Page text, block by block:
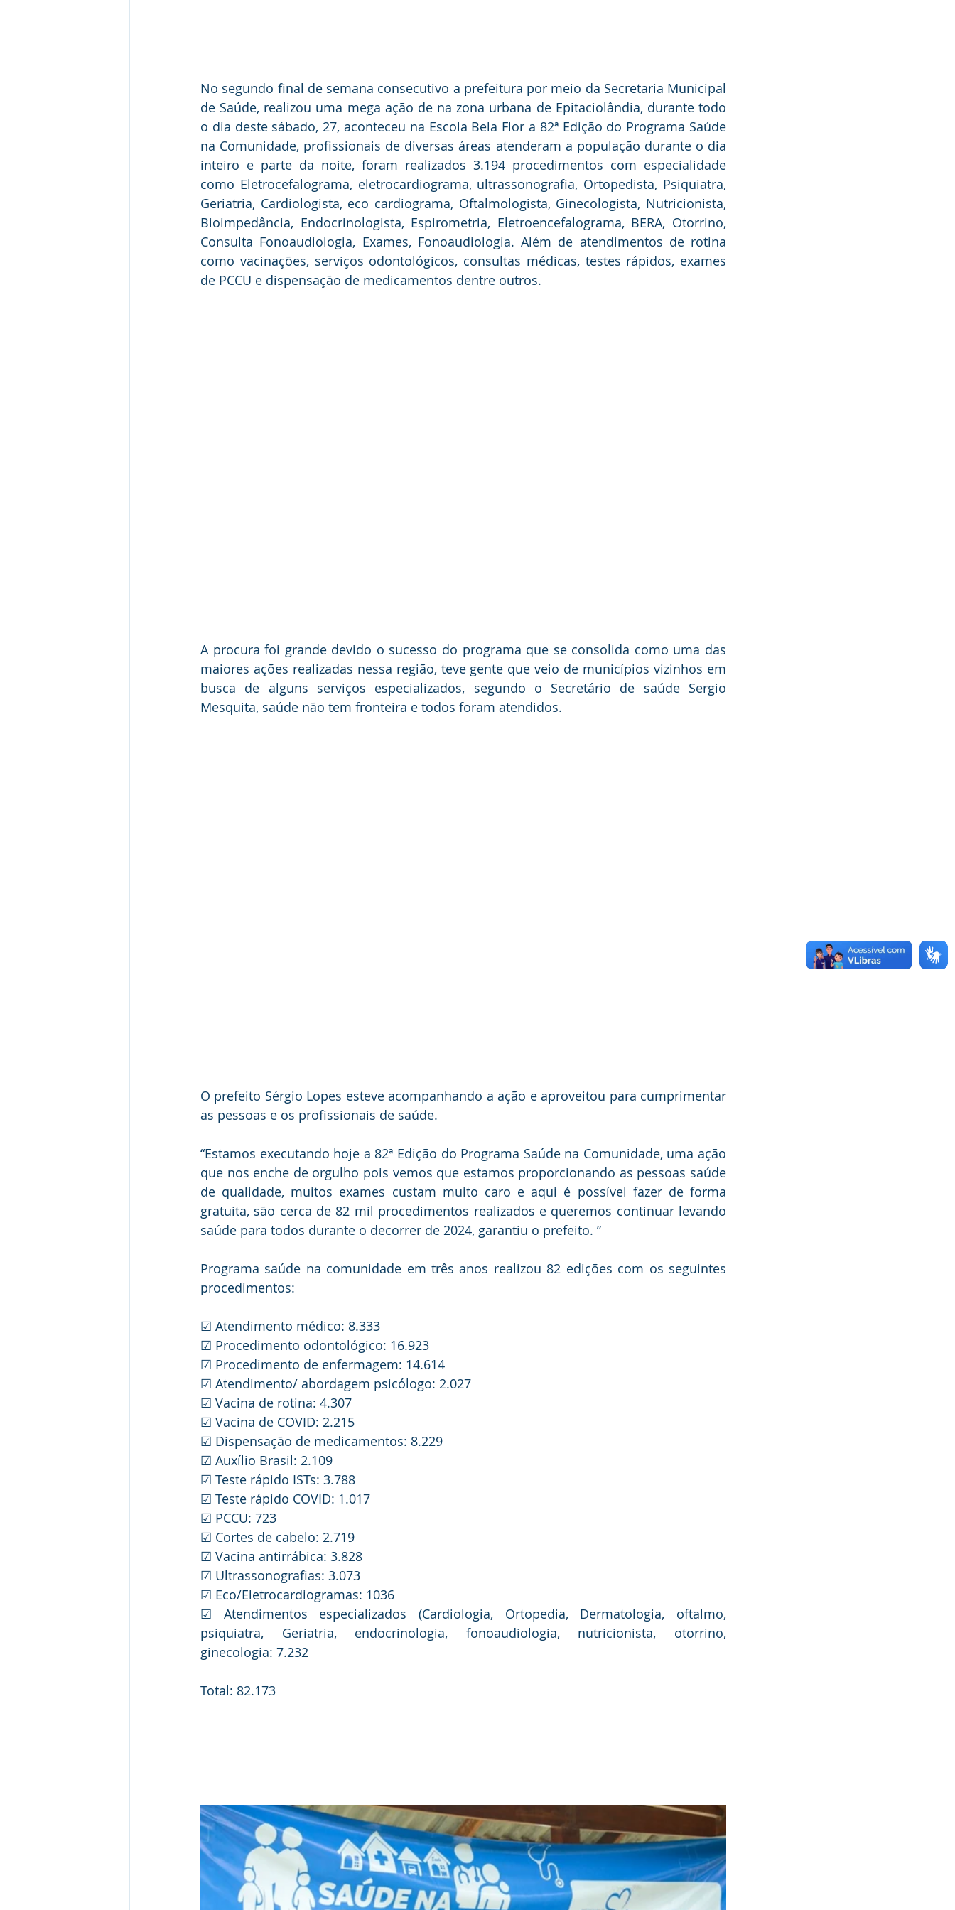
No segundo final de semana consecutivo a prefeitura por meio da Secretaria Municipal
de Saúde, realizou uma mega ação de na zona urbana de Epitaciolândia, durante todo
o dia deste sábado, 27, aconteceu na Escola Bela Flor a 82ª Edição do Programa Saúde
na Comunidade, profissionais de diversas áreas atenderam a população durante o dia
inteiro e parte da noite, foram realizados 3.194 procedimentos com especialidade
como Eletrocefalograma, eletrocardiograma, ultrassonografia, Ortopedista, Psiquiatra,
Geriatria, Cardiologista, eco cardiograma, Oftalmologista, Ginecologista, Nutricionista,
Bioimpedância, Endocrinologista, Espirometria, Eletroencefalograma, BERA, Otorrino,
Consulta Fonoaudiologia, Exames, Fonoaudiologia. Além de atendimentos de rotina
como vacinações, serviços odontológicos, consultas médicas, testes rápidos, exames
de PCCU e dispensação de medicamentos dentre outros.
A procura foi grande devido o sucesso do programa que se consolida como uma das
maiores ações realizadas nessa região, teve gente que veio de municípios vizinhos em
busca de alguns serviços especializados, segundo o Secretário de saúde Sergio
Mesquita, saúde não tem fronteira e todos foram atendidos.
O prefeito Sérgio Lopes esteve acompanhando a ação e aproveitou para cumprimentar
as pessoas e os profissionais de saúde.
“Estamos executando hoje a 82ª Edição do Programa Saúde na Comunidade, uma ação
que nos enche de orgulho pois vemos que estamos proporcionando as pessoas saúde
de qualidade, muitos exames custam muito caro e aqui é possível fazer de forma
gratuita, são cerca de 82 mil procedimentos realizados e queremos continuar levando
saúde para todos durante o decorrer de 2024, garantiu o prefeito. ”
Programa saúde na comunidade em três anos realizou 82 edições com os seguintes
procedimentos:
☑ Atendimento médico: 8.333
☑ Procedimento odontológico: 16.923
☑ Procedimento de enfermagem: 14.614
☑ Atendimento/ abordagem psicólogo: 2.027
☑ Vacina de rotina: 4.307
☑ Vacina de COVID: 2.215
☑ Dispensação de medicamentos: 8.229
☑ Auxílio Brasil: 2.109
☑ Teste rápido ISTs: 3.788
☑ Teste rápido COVID: 1.017
☑ PCCU: 723
☑ Cortes de cabelo: 2.719
☑ Vacina antirrábica: 3.828
☑ Ultrassonografias: 3.073
☑ Eco/Eletrocardiogramas: 1036
☑ Atendimentos especializados (Cardiologia, Ortopedia, Dermatologia, oftalmo,
psiquiatra, Geriatria, endocrinologia, fonoaudiologia, nutricionista, otorrino,
ginecologia: 7.232
Total: 82.173